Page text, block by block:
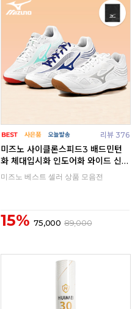
리뷰 376
미즈노 사이클론스피드3 배드민턴
화 체대입시화 인도어화 와이드 신
발
미즈노 베스트 셀러 상품 모음전
15% 75,000 89,000